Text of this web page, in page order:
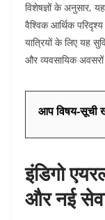
विशेषज्ञों के अनुसार,
वैश्विक आर्थिक
यात्रियों के लिए यह
और व्यवसायिक अवसरों
आप विषय-सूची
इंडिगो
और नई